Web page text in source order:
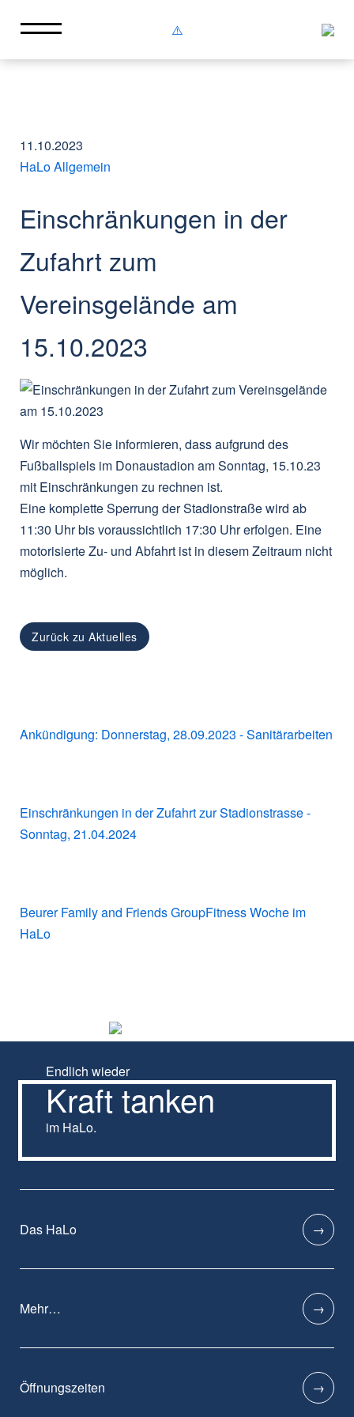
11.10.2023
HaLo Allgemein
Einschränkungen in der
Zufahrt zum
Vereinsgelände am
15.10.2023
Wir möchten Sie informieren, dass aufgrund des
Fußballspiels im Donaustadion amSonntag, 15.10.23
mit Einschränkungen zu rechnen ist.
Eine komplette Sperrung der Stadionstraße wird ab
11:30 Uhr bis voraussichtlich 17:30 Uhrerfolgen. Eine
motorisierte Zu- und Abfahrt ist in diesem Zeitraum nicht
möglich.
Zurück zu Aktuelles
Ankündigung: Donnerstag, 28.09.2023 - Sanitärarbeiten
Einschränkungen in der Zufahrt zur Stadionstrasse -
Sonntag, 21.04.2024
Beurer Family and Friends GroupFitness Woche im
HaLo
Endlich wieder
Kraft tanken
im HaLo.
Das HaLo
Mehr…
Öffnungszeiten